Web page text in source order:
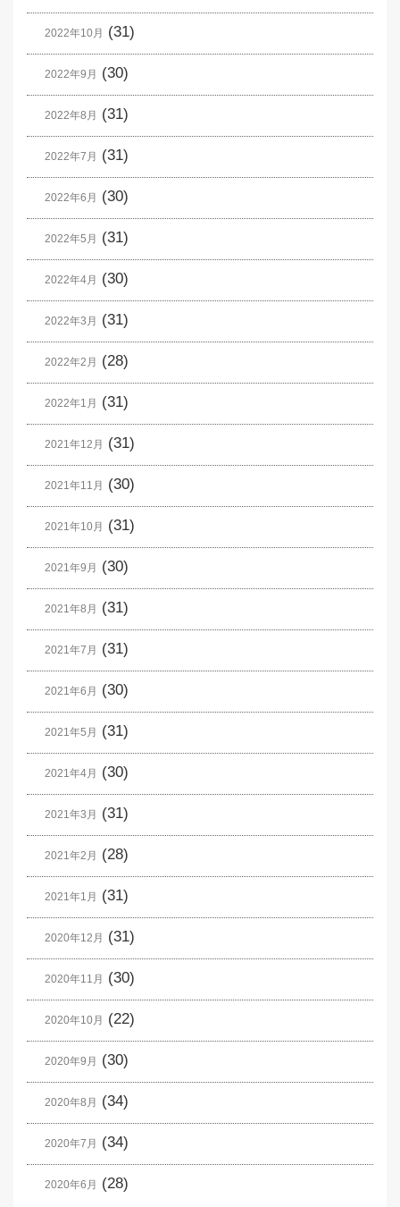
2022年10月 (31)
2022年9月 (30)
2022年8月 (31)
2022年7月 (31)
2022年6月 (30)
2022年5月 (31)
2022年4月 (30)
2022年3月 (31)
2022年2月 (28)
2022年1月 (31)
2021年12月 (31)
2021年11月 (30)
2021年10月 (31)
2021年9月 (30)
2021年8月 (31)
2021年7月 (31)
2021年6月 (30)
2021年5月 (31)
2021年4月 (30)
2021年3月 (31)
2021年2月 (28)
2021年1月 (31)
2020年12月 (31)
2020年11月 (30)
2020年10月 (22)
2020年9月 (30)
2020年8月 (34)
2020年7月 (34)
2020年6月 (28)